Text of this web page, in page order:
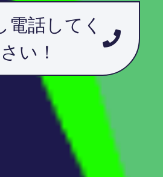
電話してく
い！